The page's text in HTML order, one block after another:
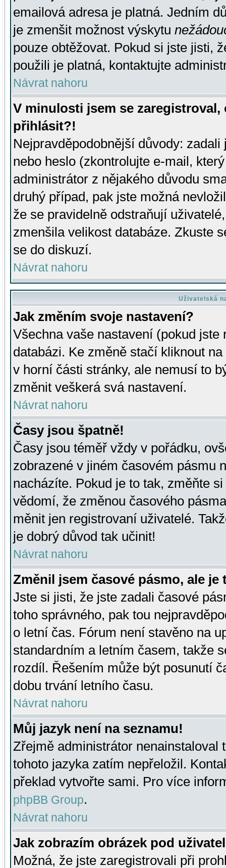
emailová adresa je platná. Jedním
je zmenšit možnost výskytu
pouze obtěžovat. Pokud si jste jisti,
použili je platná, kontaktujte
Návrat nahoru
V minulosti jsem se
přihlásit?!
Nejpravděpodobnější důvody:
nebo heslo (zkontrolujte e-mail,
administrátor z nějakého důvodu
druhý případ, pak jste možná
že se pravidelně odstraňují
zmenšila velikost databáze. Zkuste
se do diskuzí.
Návrat nahoru
Uživatelská
Jak změním svoje nastavení?
Všechna vaše nastavení (pokud
databázi. Ke změně stačí kliknout
v horní části stránky, ale nemusí to
změnit veškerá svá nastavení.
Návrat nahoru
Časy jsou špatně!
Časy jsou téměř vždy v pořádku,
zobrazené v jiném časovém pásmu
nacházíte. Pokud je to tak, změňte
vědomí, že změnou časového
měnit jen registrovaní uživatelé.
je dobrý důvod tak učinit!
Návrat nahoru
Změnil jsem časové pásmo, ale je
Jste si jisti, že jste zadali časové
toho správného, pak tou
o letní čas. Fórum není stavěno na
standardním a letním časem, takže
rozdíl. Řešením může být posunutí
dobu trvání letního času.
Návrat nahoru
Můj jazyk není na seznamu!
Zřejmě administrátor nenainstaloval
tohoto jazyka zatím nepřeložil.
překlad vytvořte sami. Pro více
phpBB Group.
Návrat nahoru
Jak zobrazím obrázek pod
Možná, že jste zaregistrovali při